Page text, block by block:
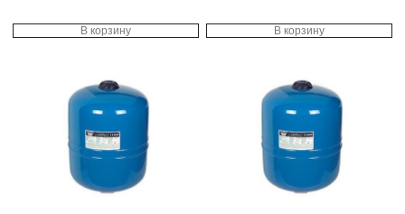
В корзину В корзину